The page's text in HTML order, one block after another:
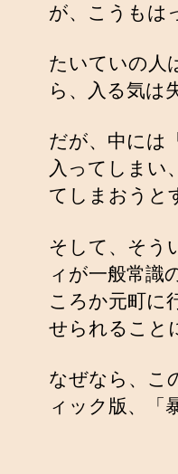
が、こうもは
たいていの人
ら、入る気は
だが、中には
入ってしまい
てしまおうと
そして、そう
ィが一般常識
ころか元町に
せられること
なぜなら、こ
ィック版、「